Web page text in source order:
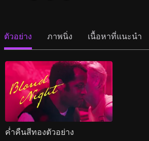
ตัวอย่าง ภาพนิ่ง เนื้อหาที่แนะนำ
ค่ำคืนสีทองตัวอย่าง